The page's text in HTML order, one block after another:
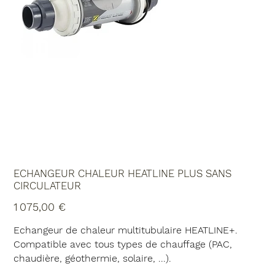
ECHANGEUR CHALEUR HEATLINE PLUS SANS
CIRCULATEUR
1 075,00 €
Echangeur de chaleur multitubulaire HEATLINE+.
Compatible avec tous types de chauffage (PAC,
chaudière, géothermie, solaire, ...).